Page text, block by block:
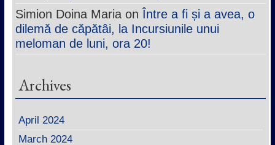
Simion Doina Mariaon Între a fi și a avea, o
dilemă de căpătâi, la Incursiunile unui
meloman de luni, ora 20!
Archives
April 2024
March 2024